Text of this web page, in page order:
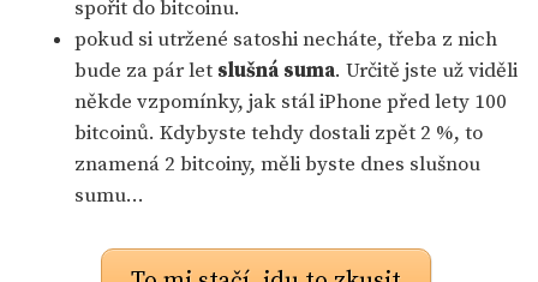
spořit do bitcoinu.
pokud si utržené satoshi necháte, třeba z nich
bude za pár let slušná suma. Určitě jste už viděli
někde vzpomínky, jak stál iPhone před lety 100
bitcoinů. Kdybyste tehdy dostali zpět 2 %, to
znamená 2 bitcoiny, měli byste dnes slušnou
sumu…